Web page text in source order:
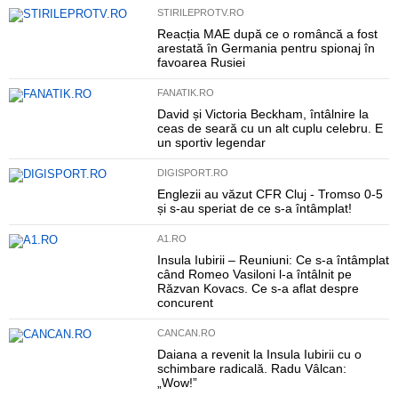
STIRILEPROTV.RO
Reacția MAE după ce o româncă a fost
arestată în Germania pentru spionaj în
favoarea Rusiei
FANATIK.RO
David și Victoria Beckham, întâlnire la
ceas de seară cu un alt cuplu celebru. E
un sportiv legendar
DIGISPORT.RO
Englezii au văzut CFR Cluj - Tromso 0-5
și s-au speriat de ce s-a întâmplat!
A1.RO
Insula Iubirii – Reuniuni: Ce s-a întâmplat
când Romeo Vasiloni l-a întâlnit pe
Răzvan Kovacs. Ce s-a aflat despre
concurent
CANCAN.RO
Daiana a revenit la Insula Iubirii cu o
schimbare radicală. Radu Vâlcan:
„Wow!”